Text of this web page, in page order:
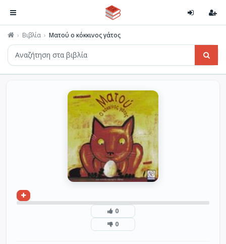
Βιβλία Ματού ο κόκκινος γάτος
0
0